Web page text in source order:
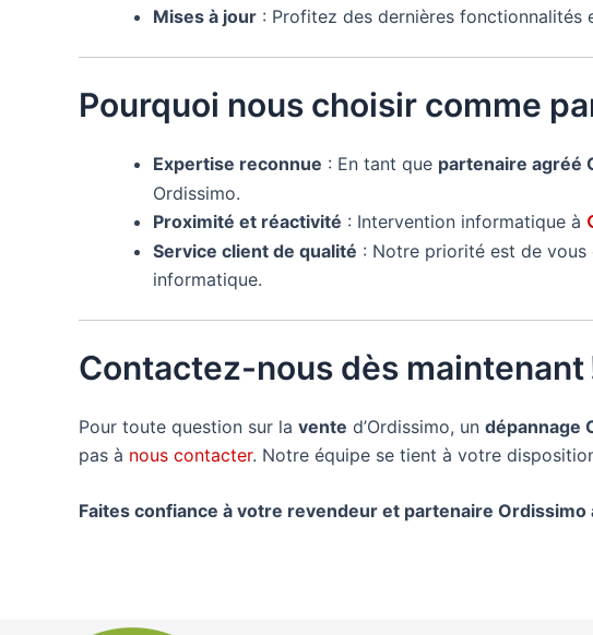
Mises à jour : Profitez des dernières fonctionnalités
Pourquoi nous choisir comme
Expertise reconnue : En tant que partenaire agréé
Ordissimo.
Proximité et réactivité : Intervention informatique à
Service client de qualité : Notre priorité est de
informatique.
Contactez-nous dès maintenant
Pour toute question sur la vente d’Ordissimo, un dépannage
pas à nous contacter. Notre équipe se tient à votre
Faites confiance à votre revendeur et partenaire Ordissimo